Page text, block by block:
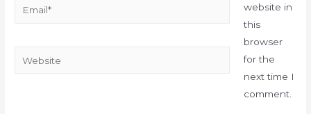
Website
website in
this
browser
for the
next time I
comment.